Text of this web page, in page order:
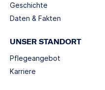
Geschichte
Daten & Fakten
UNSER STANDORT
Pflegeangebot
Karriere